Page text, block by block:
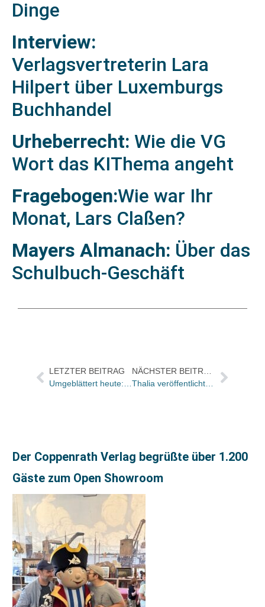
Dinge
Interview:
Verlagsvertreterin Lara
Hilpert über Luxemburgs
Buchhandel
Urheberrecht: Wie die VG
Wort das KIThema angeht
Fragebogen:Wie war Ihr
Monat, Lars Claßen?
Mayers Almanach: Über das
Schulbuch-Geschäft
LETZTER BEITRAG
Umgeblättert heute: „Die Zeit für eine Neuauflage hätte nicht besser sein können“
NÄCHSTER BEITRAG
Thalia veröffentlicht Vorlesebuch anlässlich des bundesweiten Vorlesetags am 15. November
Der Coppenrath Verlag begrüßte über 1.200
Gäste zum Open Showroom